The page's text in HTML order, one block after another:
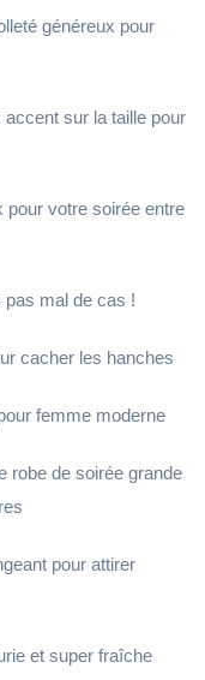
généreux pour
sur la taille pour
pour votre soirée entre
pas mal de cas !
cacher les hanches
femme moderne
robe de soirée grande
pour attirer
et super fraîche